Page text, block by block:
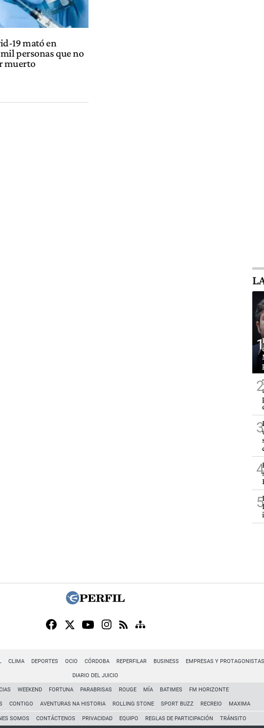
19 mató en
personas que no
muerto
1
2
3
4
5
CLIMA DEPORTES OCIO CÓRDOBA REPERFILAR BUSINESS EMPRESAS Y PROTAGONISTAS
DIARIO DEL JUICIO
WEEKEND FORTUNA PARABRISAS ROUGE MÍA BATIMES FM HORIZONTE
CONTIGO AVENTURAS NA HISTORIA ROLLING STONE SPORT BUZZ RECREIO MAXIMA
SOMOS CONTÁCTENOS PRIVACIDAD EQUIPO REGLAS DE PARTICIPACIÓN TRÁNSITO